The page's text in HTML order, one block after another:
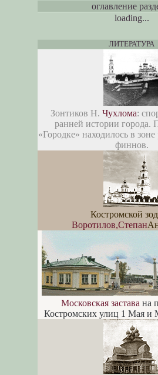
оглавление
loading...
ЛИТЕРАТУРА
Зонтиков Н. Чухлома:
ранней истории города.
«Городке» находилось в зоне
финнов.
Костромской
Воротилов,Степан
Московская застава на
Костромских улиц 1 Мая и